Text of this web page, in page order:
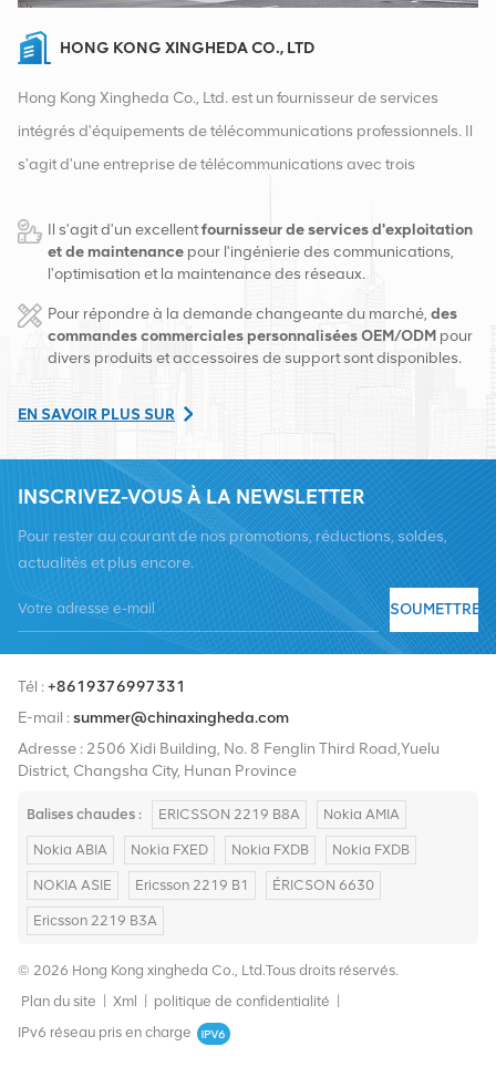
HONG KONG XINGHEDA CO., LTD
Hong Kong Xingheda Co., Ltd. est un fournisseur de services
intégrés d'équipements de télécommunications professionnels. Il
s'agit d'une entreprise de télécommunications avec trois
l'heure actuelle, l'entreprise dispose de deux entrepôts
intelligents et de centres de distribution d'usine à Changsha et à
international à Changsha, en Chine. Basés en Chine, nous
exerçons des activités internationales en Asie du Sud-Est, en
télécommunications régionaux des services de transformation
d'équipement et de maintenance complets tels que la
transmission, l'alimentation électrique, les modules optiques,
câbles, bornes et matériaux auxiliaires de support. Les
fournisseurs de services incluent Nokia, Ericsson, Huawei, ZTE,
Bell, Alcatel, Nortel, Siemens et Lucent. Nous élargirons notre part
services de haute qualité, des prix raisonnables et une livraison
rapide.
Il s'agit d'un excellentfournisseur de services d'exploitation
et de maintenance pour l'ingénierie des communications,
l'optimisation et la maintenance des réseaux.
Pour répondre à la demande changeante du marché,des
commandes commerciales personnalisées OEM/ODM pour
divers produits et accessoires de support sont disponibles.
EN SAVOIR PLUS SUR
INSCRIVEZ-VOUS À LA NEWSLETTER
Pour rester au courant de nos promotions, réductions, soldes,
actualités et plus encore.
SOUMETTRE
Tél :+8619376997331
E-mail :summer@chinaxingheda.com
Adresse : 2506 Xidi Building, No. 8 Fenglin Third Road,Yuelu
District, Changsha City, Hunan Province
Balises chaudes : ERICSSON 2219 B8A Nokia AMIA
Nokia ABIA Nokia FXED Nokia FXDB Nokia FXDB
NOKIA ASIE Ericsson 2219 B1 ÉRICSON 6630
Ericsson 2219 B3A
© 2026 Hong Kong xingheda Co., Ltd.Tous droits réservés.
Plan du site
Xml politique de confidentialité
IPv6 réseau pris en charge